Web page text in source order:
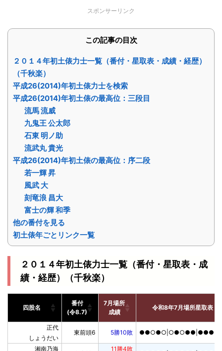
スポンサーリンク
この記事の目次
２０１４年初土俵力士一覧（番付・星取表・成績・経歴）
（千秋楽）
平成26(2014)年初土俵力士を検索
平成26(2014)年初土俵の最高位：三段目
流馬 流威
九鬼王 公太郎
石東 明ノ助
流武丸 貴光
平成26(2014)年初土俵の最高位：序二段
若一輝 昇
風武 大
刻竜浪 昌大
富士の輝 和季
他の番付を見る
初土俵年ごとリンク一覧
２０１４年初土俵力士一覧（番付・星取表・成
績・経歴）（千秋楽）
四股名
番付
(令8.7)
7月場所
成績
令和8年7月場所星取表
(令8.7)
成績
令和8年7月場所星取表
正代
しょうだい
東前頭6 5勝10敗
湘南乃海
11勝4敗